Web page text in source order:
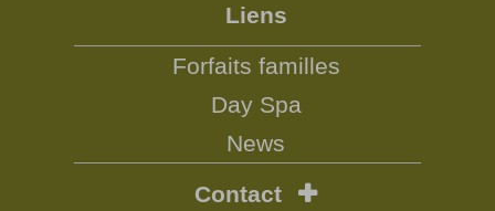
Liens
Forfaits familles
Day Spa
News
Contact